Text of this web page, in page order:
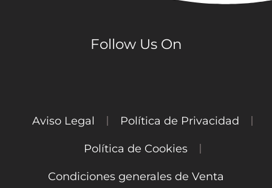
Follow Us On
Aviso Legal Política de Privacidad
Política de Cookies
Condiciones generales de Venta